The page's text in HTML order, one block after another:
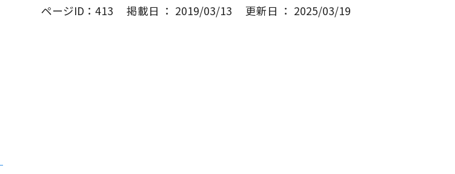
ページID：413 掲載日 ： 2019/03/13 更新日 ： 2025/03/19